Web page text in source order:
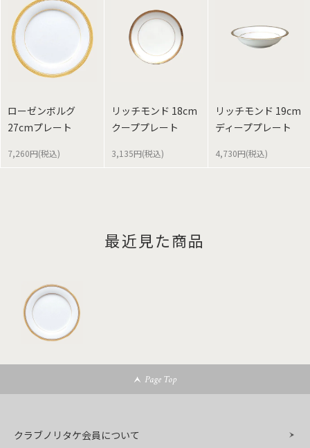
ローゼンボルグ
27cmプレート
7,260円(税込)
リッチモンド 18cm
クーププレート
3,135円(税込)
リッチモンド 19cm
ディーププレート
4,730円(税込)
最近見た商品
Page Top
クラブノリタケ会員について